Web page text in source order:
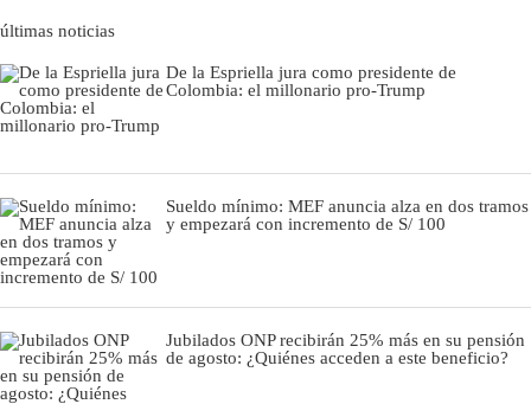
últimas noticias
De la Espriella jura como presidente de
Colombia: el millonario pro-Trump
Sueldo mínimo: MEF anuncia alza en dos tramos
y empezará con incremento de S/ 100
Jubilados ONP recibirán 25% más en su pensión
de agosto: ¿Quiénes acceden a este beneficio?